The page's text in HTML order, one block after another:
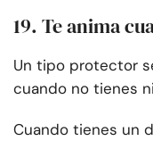
19. Te anima
Un tipo protector
cuando no tienes
Cuando tienes un